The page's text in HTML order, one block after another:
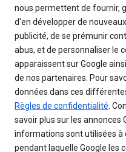
nous permettent de fournir,
d'en développer de
publicité, de se prémunir
abus, et de personnaliser le
apparaissent sur Google
de nos partenaires. Pour
données dans ces
Règles de confidentialité.
savoir plus sur les annonces
informations sont utilisées à
pendant laquelle Google les